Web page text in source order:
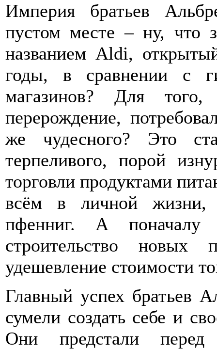
Империя братьев
пустом месте – ну, что
названием Aldi,
годы, в сравнении с
магазинов? Для
перерождение,
же чудесного? Это
терпеливого, порой
торговли продуктами
всём в личной жизни,
пфенниг. А поначалу
строительство
удешевление стоимости
Главный успех братьев
сумели создать себе и
Они предстали